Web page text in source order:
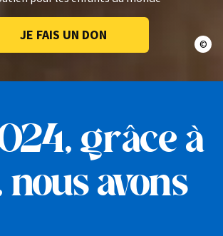
©
JE FAIS UN DON
grâce à
nous avons